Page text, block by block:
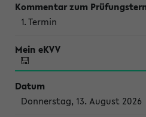
1. Termin
Donnerstag, 13. August 2026